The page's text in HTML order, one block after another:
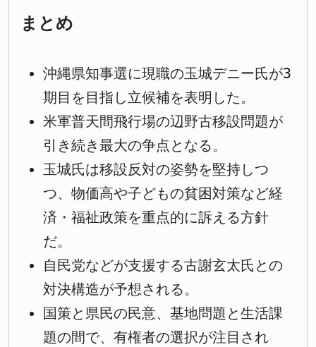
まとめ
沖縄県知事選に現職の玉城デニー氏が3
期目を目指し立候補を表明した。
米軍普天間飛行場の辺野古移設問題が
引き続き最大の争点となる。
玉城氏は移設反対の姿勢を堅持しつ
つ、物価高や子どもの貧困対策など経
済・福祉政策を重点的に訴える方針
だ。
自民党などが支援する古謝玄太氏との
対決構造が予想される。
国策と県民の民意、基地問題と生活課
題の間で、有権者の選択が注目され